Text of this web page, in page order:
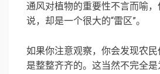
通风对植物的重要性不言而喻
说，却是一个很大的“雷区”。
如果你注意观察，你会发现农
是整整齐齐的。这当然不完全